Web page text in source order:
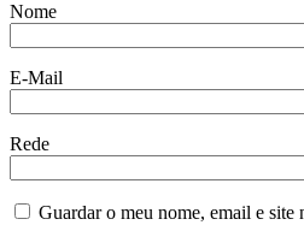
Nome
E-Mail
Rede
Guardar o meu nome, email e site